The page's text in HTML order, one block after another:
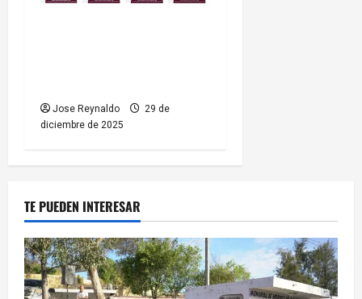
Jose Reynaldo
29 de
diciembre de 2025
TE PUEDEN INTERESAR